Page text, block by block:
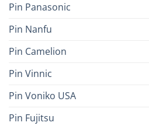
Pin Panasonic
Pin Nanfu
Pin Camelion
Pin Vinnic
Pin Voniko USA
Pin Fujitsu